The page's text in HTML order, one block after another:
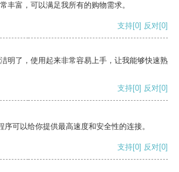
丰富，可以满足我所有的购物需求。
支持[0] 反对[0]
明了，使用起来非常容易上手，让我能够快速熟
支持[0] 反对[0]
可以给你提供最高速度和安全性的连接。
支持[0] 反对[0]